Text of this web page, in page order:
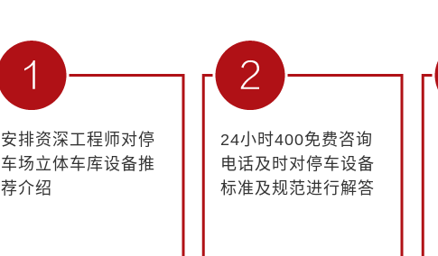
安排资深工程师对停
车场立体车库设备推
荐介绍
24小时400免费咨询
电话及时对停车设备
标准及规范进行解答